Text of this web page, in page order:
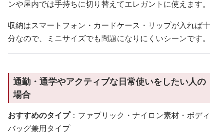
ンや屋内では手持ちに切り替えてエレガントに使えます。
収納はスマートフォン・カードケース・リップが入れば十
分なので、ミニサイズでも問題になりにくいシーンです。
通勤・通学やアクティブな日常使いをしたい人の
場合
おすすめのタイプ：ファブリック・ナイロン素材・ボディ
バッグ兼用タイプ